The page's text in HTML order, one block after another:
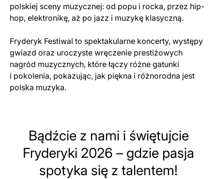
polskiej sceny muzycznej: od popu i rocka, przez hip-
hop, elektronikę, aż po jazz i muzykę klasyczną.
Fryderyk Festiwal to spektakularne koncerty, występy
gwiazd oraz uroczyste wręczenie prestiżowych
nagród muzycznych, które łączy różne gatunki
i pokolenia, pokazując, jak piękna i różnorodna jest
polska muzyka.
Bądźcie z nami i świętujcie
Fryderyki 2026 – gdzie pasja
spotyka się z talentem!